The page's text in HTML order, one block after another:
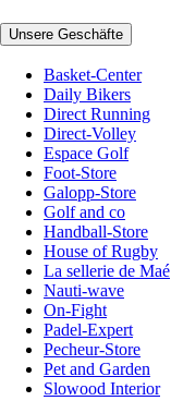
Unsere Geschäfte
Basket-Center
Daily Bikers
Direct Running
Direct-Volley
Espace Golf
Foot-Store
Galopp-Store
Golf and co
Handball-Store
House of Rugby
La sellerie de Maé
Nauti-wave
On-Fight
Padel-Expert
Pecheur-Store
Pet and Garden
Slowood Interior